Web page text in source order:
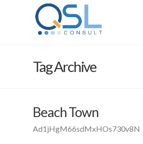
Tag Archive
Beach Town
Ad1jHgM66sdMxHOs730v8N